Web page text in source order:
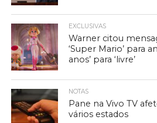
EXCLUSIVAS
Warner citou
‘Super Mario’ para
anos’ para ‘livre’
NOTAS
Pane na Vivo TV
vários estados